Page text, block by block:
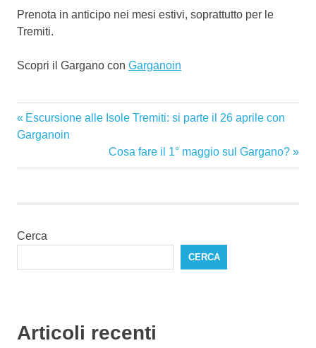
Prenota in anticipo nei mesi estivi, soprattutto per le
Tremiti.
Scopri il Gargano con Garganoin
escursioni
Vieste
Navigazione
Articolo
precedente:
Escursione alle Isole Tremiti: si parte il 26 aprile con
Garganoin
Articolo
successivo:
Cosa fare il 1° maggio sul Gargano?
Cerca
CERCA
Articoli recenti